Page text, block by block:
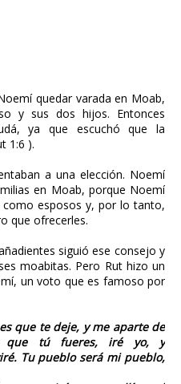
quedar varada en Moab,
y sus dos hijos. Entonces
ya que escuchó que la
1:6 ).
a una elección. Noemí
en Moab, porque Noemí
esposos y, por lo tanto,
que ofrecerles.
siguió ese consejo y
moabitas. Pero Rut hizo un
un voto que es famoso por
que te deje, y me aparte de
que tú fueres, iré yo, y
Tu pueblo será mi pueblo,